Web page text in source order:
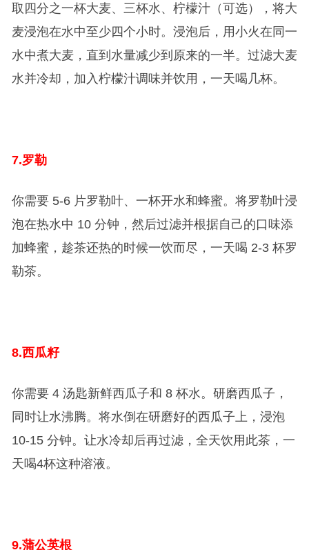
取四分之一杯大麦、三杯水、柠檬汁（可选），将大
麦浸泡在水中至少四个小时。浸泡后，用小火在同一
水中煮大麦，直到水量减少到原来的一半。过滤大麦
水并冷却，加入柠檬汁调味并饮用，一天喝几杯。
7.罗勒
你需要 5-6 片罗勒叶、一杯开水和蜂蜜。将罗勒叶浸
泡在热水中 10 分钟，然后过滤并根据自己的口味添
加蜂蜜，趁茶还热的时候一饮而尽，一天喝 2-3 杯罗
勒茶。
8.西瓜籽
你需要 4 汤匙新鲜西瓜子和 8 杯水。研磨西瓜子，
同时让水沸腾。将水倒在研磨好的西瓜子上，浸泡
10-15 分钟。让水冷却后再过滤，全天饮用此茶，一
天喝4杯这种溶液。
9.蒲公英根